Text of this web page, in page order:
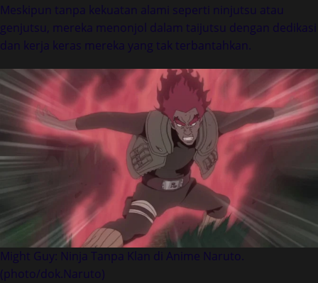
Meskipun tanpa kekuatan alami seperti ninjutsu atau
genjutsu, mereka menonjol dalam taijutsu dengan dedikasi
dan kerja keras mereka yang tak terbantahkan.
Might Guy: Ninja Tanpa Klan di Anime Naruto.
(photo/dok.Naruto)